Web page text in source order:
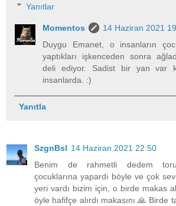
Yanıtlar
Momentos
14 Haziran 2021
Duygu Emanet, o insanların
yaptıkları işkenceden sonra
deli ediyor. Sadist bir yan var
insanlarda. :)
Yanıtla
SzgnBsl 14 Haziran 2021 22:50
Benim de rahmetli dedem
çocuklarına yapardı böyle ve çok
yeri vardı bizim için, o birde makas
öyle hafifçe alırdı makasını 🙏 Birde